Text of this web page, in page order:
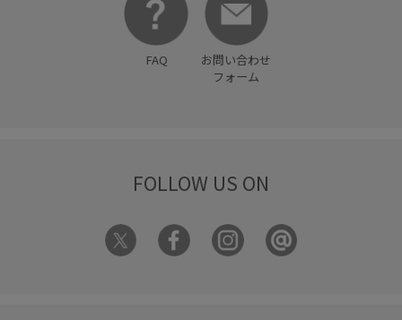
FAQ
お問い合わせ
フォーム
FOLLOW US ON